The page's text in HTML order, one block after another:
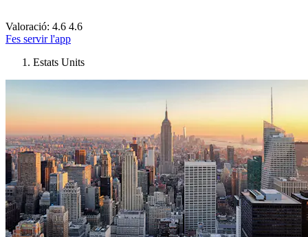
Valoració: 4.6 4.6
Fes servir l'app
Estats Units